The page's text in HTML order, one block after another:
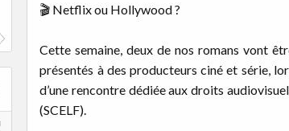
🎬 Netflix ou Hollywood ?
Cette semaine, deux de nos romans vont
présentés à des producteurs ciné et série,
d’une rencontre dédiée aux droits
(SCELF).